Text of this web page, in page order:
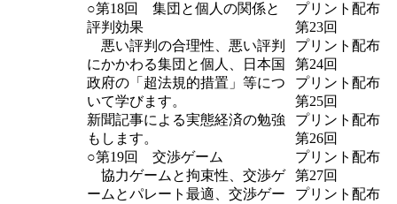
○第18回 集団と個人の関係と
評判効果
悪い評判の合理性、悪い評判
にかかわる集団と個人、日本国
政府の「超法規的措置」等につ
いて学びます。
新聞記事による実態経済の勉強
もします。
○第19回 交渉ゲーム
協力ゲームと拘束性、交渉ゲ
ームとパレート最適、交渉ゲー
プリント配布
第23回
プリント配布
第24回
プリント配布
第25回
プリント配布
第26回
プリント配布
第27回
プリント配布